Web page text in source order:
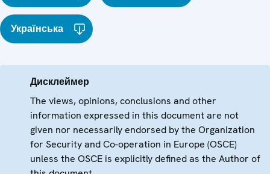
Українська
Дисклеймер
The views, opinions, conclusions and other
information expressed in this document are not
given nor necessarily endorsed by the Organization
for Security and Co-operation in Europe (OSCE)
unless the OSCE is explicitly defined as the Author of